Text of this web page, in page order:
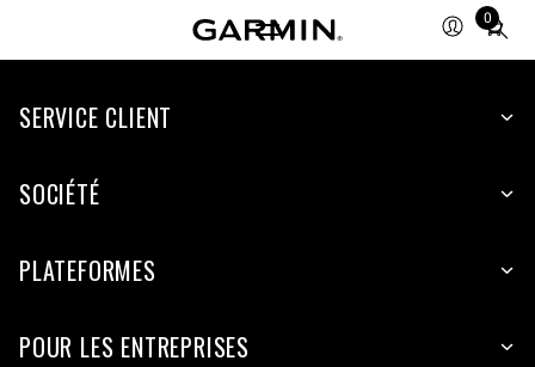
0
Total
SERVICE CLIENT
SOCIÉTÉ
PLATEFORMES
POUR LES ENTREPRISES